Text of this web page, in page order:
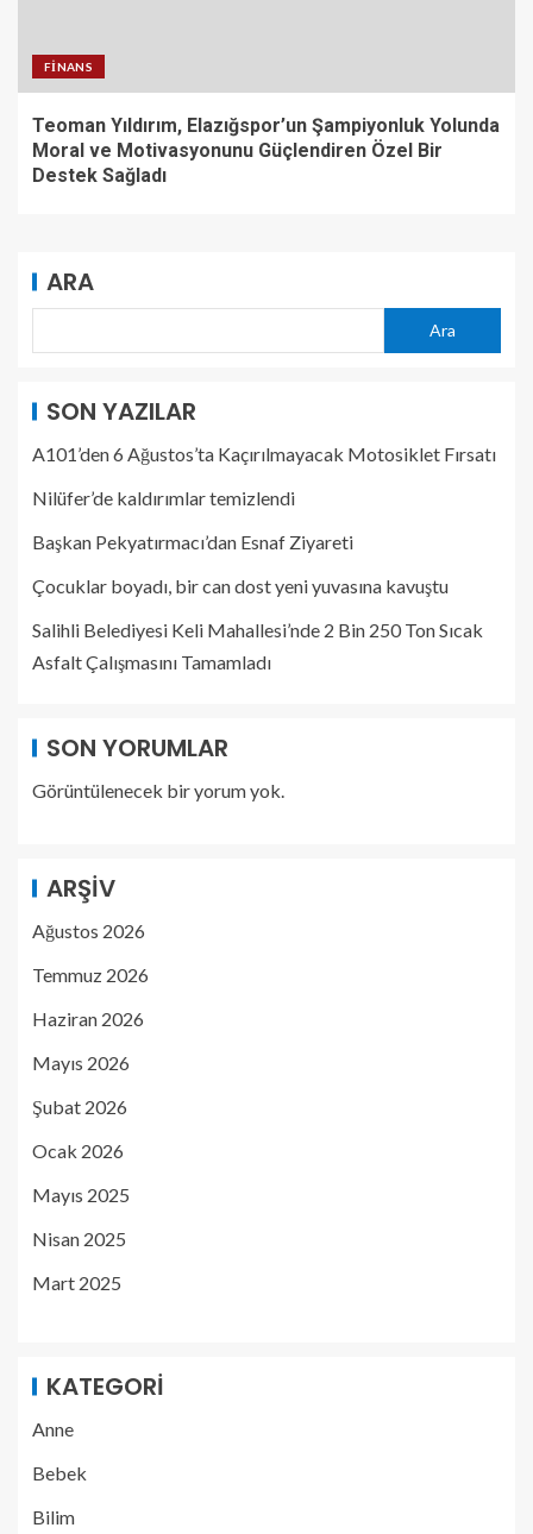
FINANS
Teoman Yıldırım, Elazığspor’un Şampiyonluk Yolunda
Moral ve Motivasyonunu Güçlendiren Özel Bir
Destek Sağladı
ARA
Ara
SON YAZILAR
A101’den 6 Ağustos’ta Kaçırılmayacak Motosiklet Fırsatı
Nilüfer’de kaldırımlar temizlendi
Başkan Pekyatırmacı’dan Esnaf Ziyareti
Çocuklar boyadı, bir can dost yeni yuvasına kavuştu
Salihli Belediyesi Keli Mahallesi’nde 2 Bin 250 Ton Sıcak
Asfalt Çalışmasını Tamamladı
SON YORUMLAR
Görüntülenecek bir yorum yok.
ARŞIV
Ağustos 2026
Temmuz 2026
Haziran 2026
Mayıs 2026
Şubat 2026
Ocak 2026
Mayıs 2025
Nisan 2025
Mart 2025
KATEGORI
Anne
Bebek
Bilim